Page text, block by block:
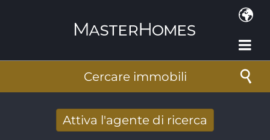
Cercare immobili
Attiva l'agente di ricerca